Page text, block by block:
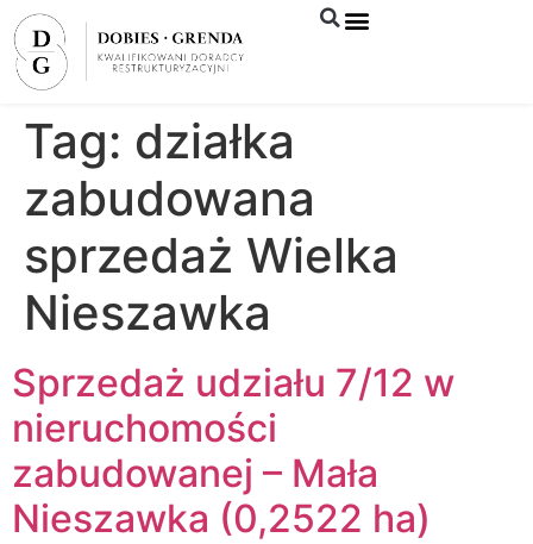
Tag: działka
zabudowana
sprzedaż Wielka
Nieszawka
Sprzedaż udziału 7/12 w
nieruchomości
zabudowanej – Mała
Nieszawka (0,2522 ha)